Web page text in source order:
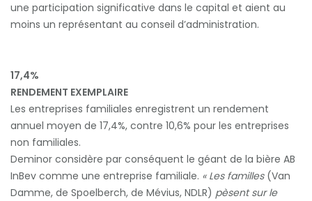
une participation significative dans le capital et aient au
moins un représentant au conseil d’administration.
17,4%
RENDEMENT EXEMPLAIRE
Les entreprises familiales enregistrent un rendement
annuel moyen de 17,4%, contre 10,6% pour les entreprises
non familiales.
Deminor considère par conséquent le géant de la bière AB
InBev comme une entreprise familiale. « Les familles(Van
Damme, de Spoelberch, de Mévius, NDLR) pèsent sur le